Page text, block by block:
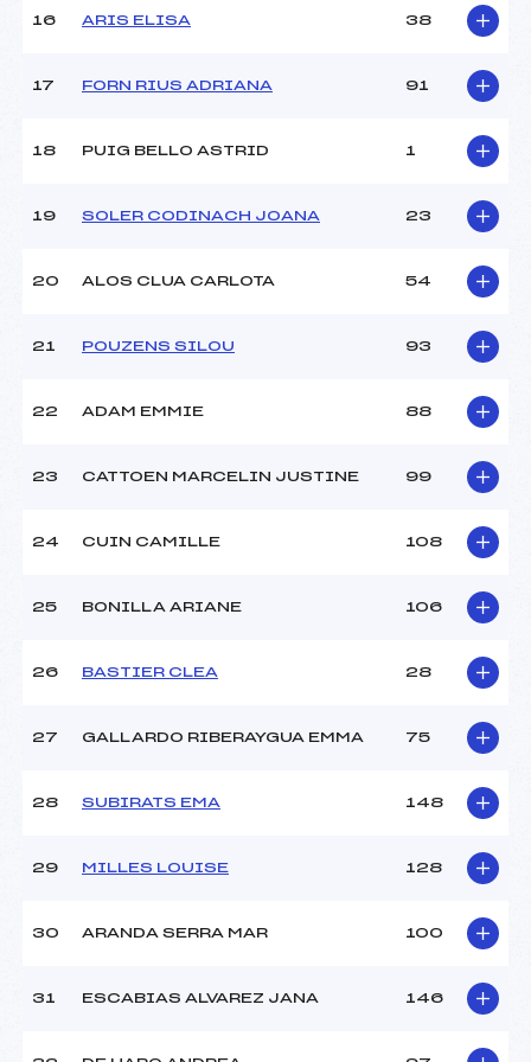
U12
16 ARIS ELISA 38
17 FORN RIUS ADRIANA 91
18 PUIG BELLO ASTRID 1
19 SOLER CODINACH JOANA 23
20 ALOS CLUA CARLOTA 54
21 POUZENS SILOU 93
22 ADAM EMMIE 88
23 CATTOEN MARCELIN JUSTINE 99
24 CUIN CAMILLE 108
25 BONILLA ARIANE 106
26 BASTIER CLEA 28
27 GALLARDO RIBERAYGUA EMMA 75
28 SUBIRATS EMA 148
29 MILLES LOUISE 128
30 ARANDA SERRA MAR 100
31 ESCABIAS ALVAREZ JANA 146